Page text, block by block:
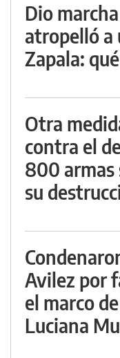
Dio
atropelló a
Zapala:
Otra
contra el
800 armas
su
Avilez por
el marco
Luciana